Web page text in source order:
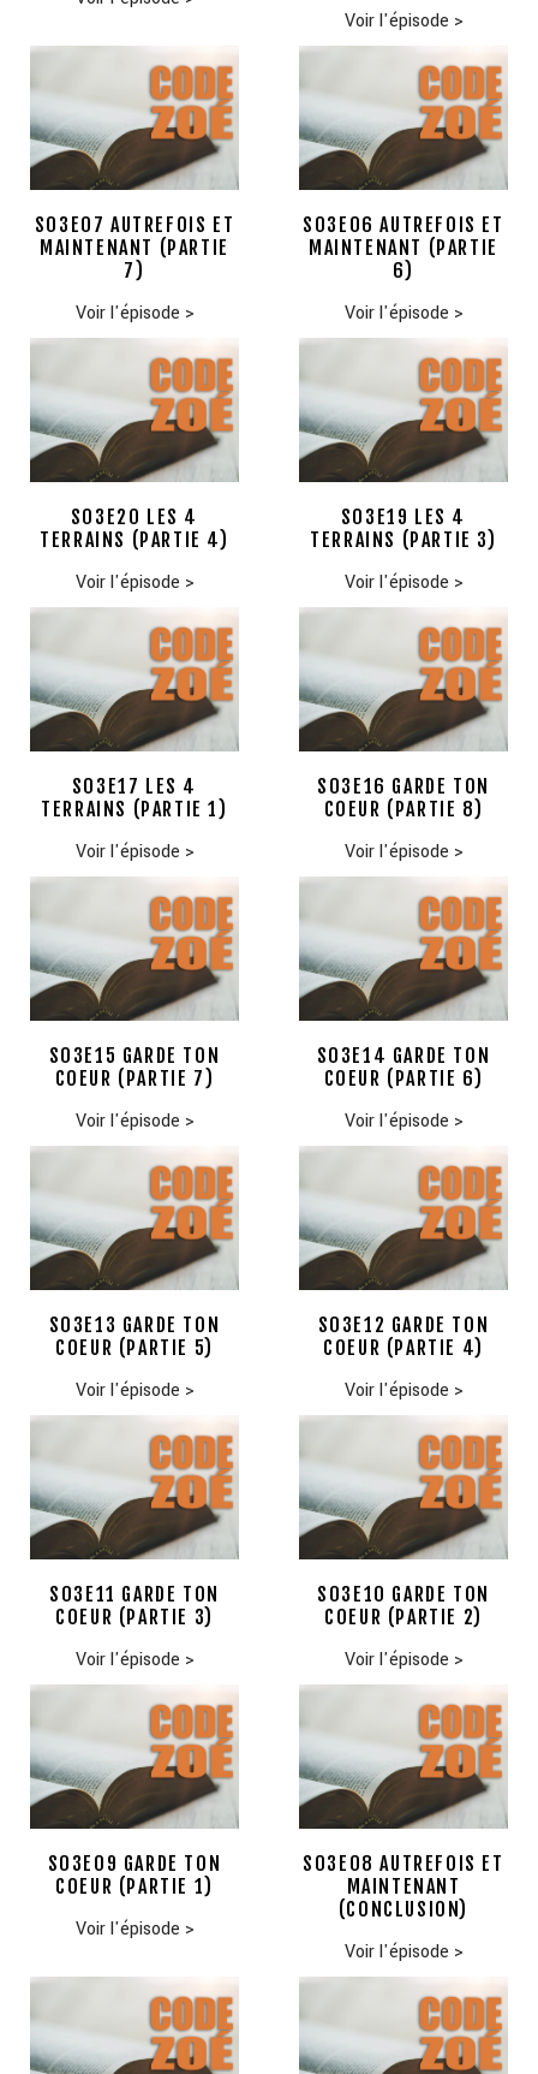
Voir l'épisode >
S03E07 AUTREFOIS ET
MAINTENANT (PARTIE
7)
Voir l'épisode >
S03E06 AUTREFOIS ET
MAINTENANT (PARTIE
6)
Voir l'épisode >
S03E20 LES 4
TERRAINS (PARTIE 4)
Voir l'épisode >
S03E19 LES 4
TERRAINS (PARTIE 3)
Voir l'épisode >
S03E17 LES 4
TERRAINS (PARTIE 1)
Voir l'épisode >
S03E16 GARDE TON
COEUR (PARTIE 8)
Voir l'épisode >
S03E15 GARDE TON
COEUR (PARTIE 7)
Voir l'épisode >
S03E14 GARDE TON
COEUR (PARTIE 6)
Voir l'épisode >
S03E13 GARDE TON
COEUR (PARTIE 5)
Voir l'épisode >
S03E12 GARDE TON
COEUR (PARTIE 4)
Voir l'épisode >
S03E11 GARDE TON
COEUR (PARTIE 3)
Voir l'épisode >
S03E10 GARDE TON
COEUR (PARTIE 2)
Voir l'épisode >
S03E09 GARDE TON
COEUR (PARTIE 1)
Voir l'épisode >
S03E08 AUTREFOIS ET
MAINTENANT
(CONCLUSION)
Voir l'épisode >